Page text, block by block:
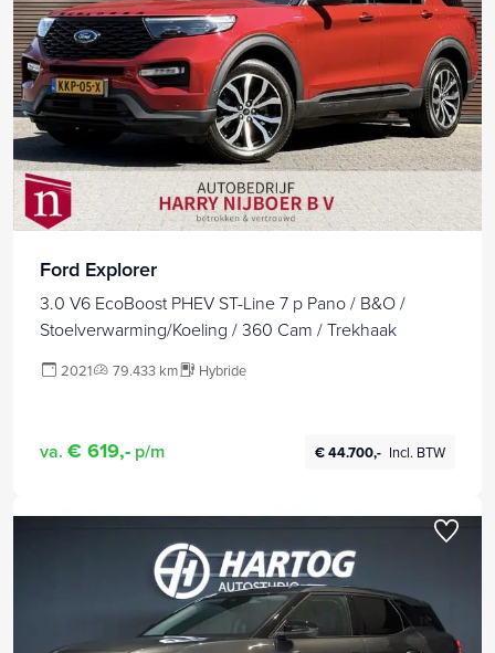
Ford Explorer
3.0 V6 EcoBoost PHEV ST-Line 7 p Pano / B&O /
Stoelverwarming/Koeling / 360 Cam / Trekhaak
2021 79.433 km Hybride
va. € 619,- p/m € 44.700,- Incl. BTW